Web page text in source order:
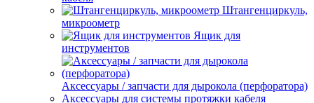
Штангенциркуль,
микроометр
Ящик для
инструментов
Аксессуары / запчасти для дырокола (перфоратора)
Аксессуары для системы протяжки кабеля